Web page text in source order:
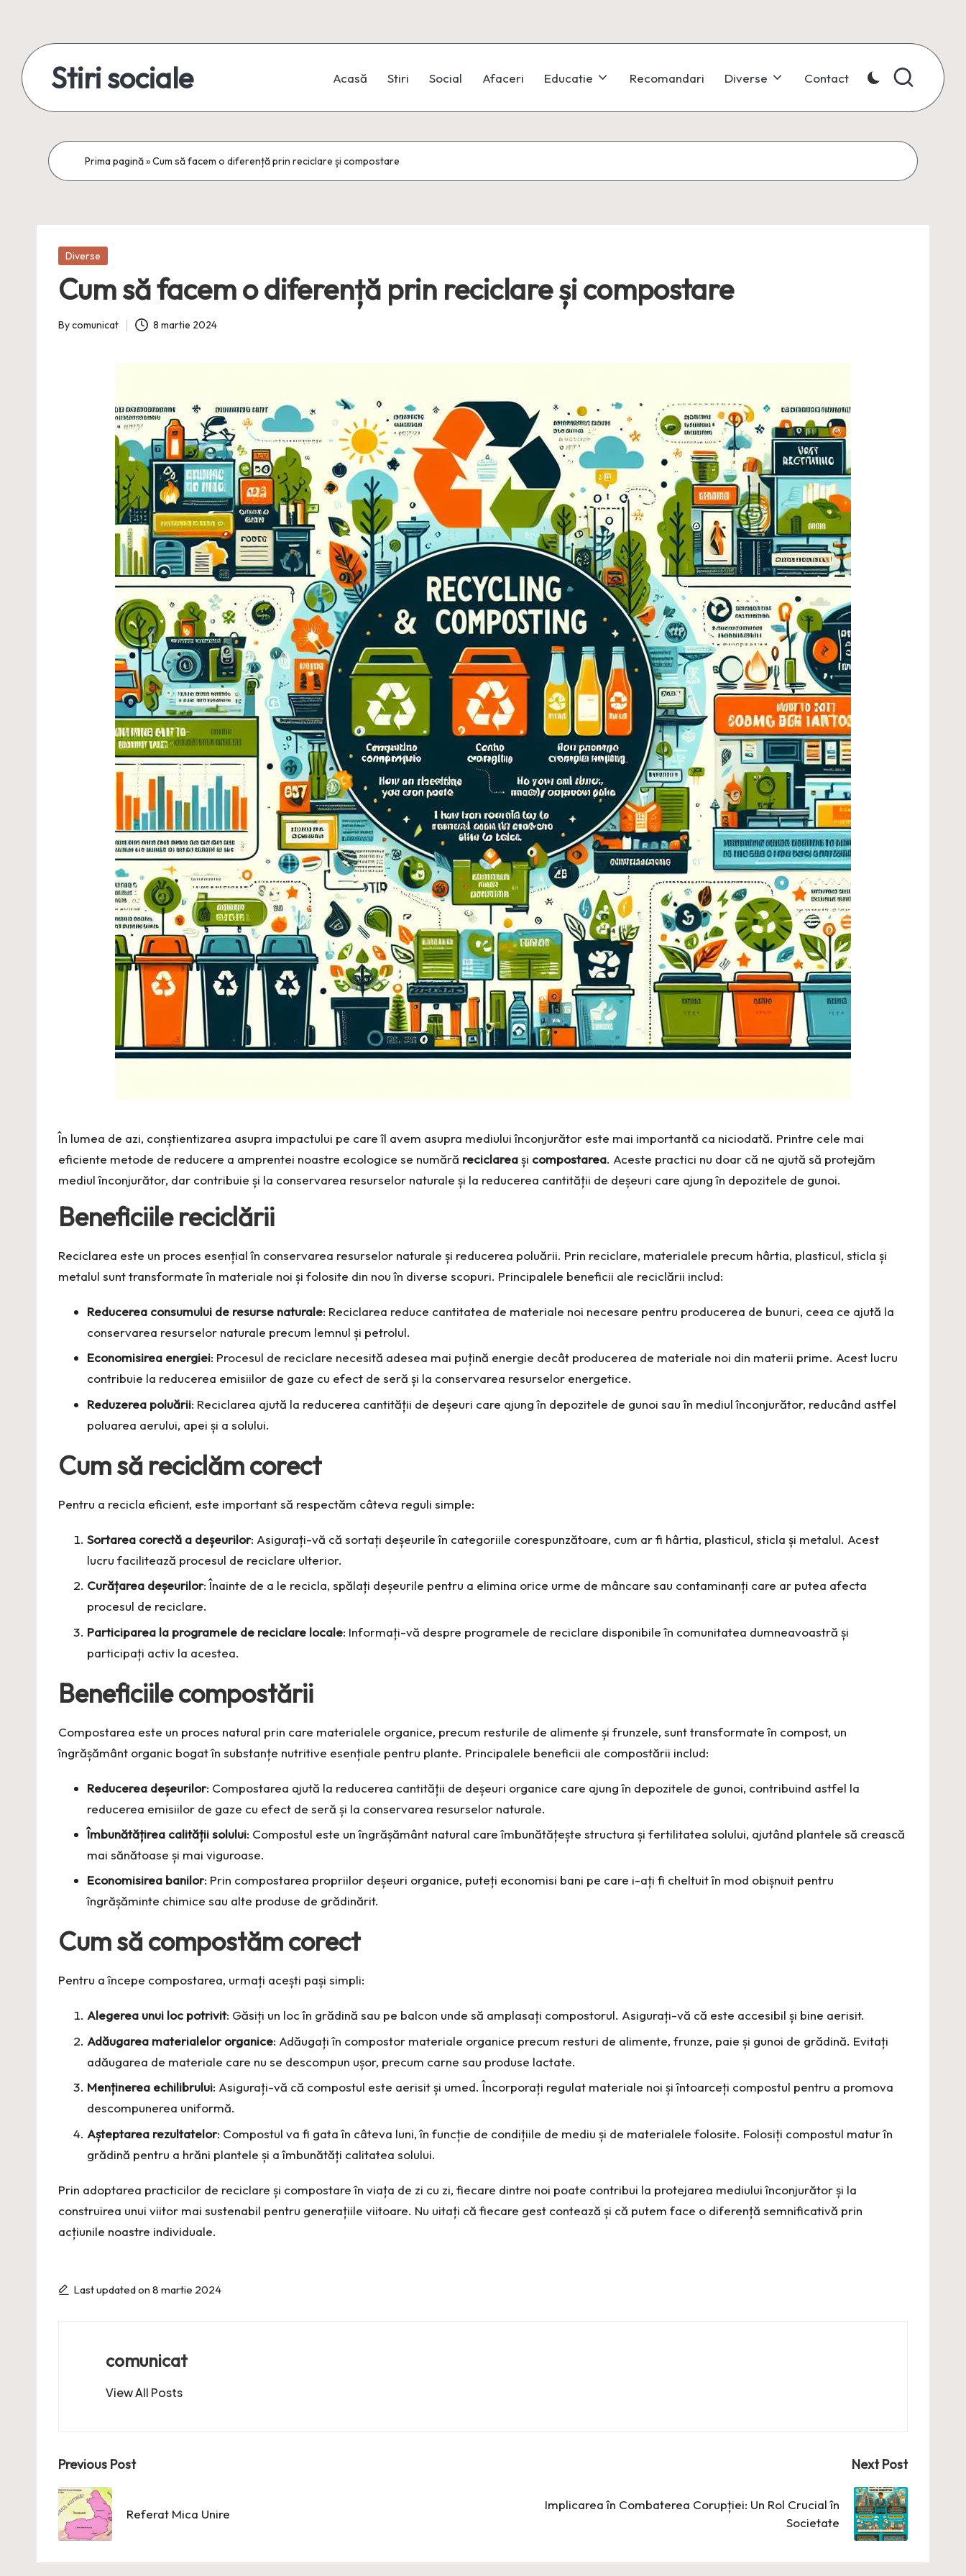
content
Stiri sociale
conexiuni
reale
Acasă Stiri Social Afaceri Educatie Recomandari Diverse Contact
Prima pagină»Cum să facem o diferență prin reciclare și compostare
Posted
Diverse
Cum să facem o diferență prin reciclare și compostare
Posted
Bycomunicat 8 martie 2024
În lumea de azi, conștientizarea asupra impactului pe care îl avem asupra mediului înconjurător este mai importantă ca niciodată. Printre cele mai
eficiente metode de reducere a amprentei noastre ecologice se numără reciclareași compostarea. Aceste practici nu doar că ne ajută să protejăm
mediul înconjurător, dar contribuie și la conservarea resurselor naturale și la reducerea cantității de deșeuri care ajung în depozitele de gunoi.
Beneficiile reciclării
Reciclarea este un proces esențial în conservarea resurselor naturale și reducerea poluării. Prin reciclare, materialele precum hârtia, plasticul, sticla și
metalul sunt transformate în materiale noi și folosite din nou în diverse scopuri. Principalele beneficii ale reciclării includ:
Reducerea consumului de resurse naturale: Reciclarea reduce cantitatea de materiale noi necesare pentru producerea de bunuri, ceea ce ajută la
conservarea resurselor naturale precum lemnul și petrolul.
Economisirea energiei: Procesul de reciclare necesită adesea mai puțină energie decât producerea de materiale noi din materii prime. Acest lucru
contribuie la reducerea emisiilor de gaze cu efect de seră și la conservarea resurselor energetice.
Reduzerea poluării: Reciclarea ajută la reducerea cantității de deșeuri care ajung în depozitele de gunoi sau în mediul înconjurător, reducând astfel
poluarea aerului, apei și a solului.
Cum să reciclăm corect
Pentru a recicla eficient, este important să respectăm câteva reguli simple:
Sortarea corectă a deșeurilor: Asigurați-vă că sortați deșeurile în categoriile corespunzătoare, cum ar fi hârtia, plasticul, sticla și metalul. Acest
lucru facilitează procesul de reciclare ulterior.
Curățarea deșeurilor: Înainte de a le recicla, spălați deșeurile pentru a elimina orice urme de mâncare sau contaminanți care ar putea afecta
procesul de reciclare.
Participarea la programele de reciclare locale: Informați-vă despre programele de reciclare disponibile în comunitatea dumneavoastră și
participați activ la acestea.
Beneficiile compostării
Compostarea este un proces natural prin care materialele organice, precum resturile de alimente și frunzele, sunt transformate în compost, un
îngrășământ organic bogat în substanțe nutritive esențiale pentru plante. Principalele beneficii ale compostării includ:
Reducerea deșeurilor: Compostarea ajută la reducerea cantității de deșeuri organice care ajung în depozitele de gunoi, contribuind astfel la
reducerea emisiilor de gaze cu efect de seră și la conservarea resurselor naturale.
Îmbunătățirea calității solului: Compostul este un îngrășământ natural care îmbunătățește structura și fertilitatea solului, ajutând plantele să crească
mai sănătoase și mai viguroase.
Economisirea banilor: Prin compostarea propriilor deșeuri organice, puteți economisi bani pe care i-ați fi cheltuit în mod obișnuit pentru
îngrășăminte chimice sau alte produse de grădinărit.
Cum să compostăm corect
Pentru a începe compostarea, urmați acești pași simpli:
Alegerea unui loc potrivit: Găsiți un loc în grădină sau pe balcon unde să amplasați compostorul. Asigurați-vă că este accesibil și bine aerisit.
Adăugarea materialelor organice: Adăugați în compostor materiale organice precum resturi de alimente, frunze, paie și gunoi de grădină. Evitați
adăugarea de materiale care nu se descompun ușor, precum carne sau produse lactate.
Menținerea echilibrului: Asigurați-vă că compostul este aerisit și umed. Încorporați regulat materiale noi și întoarceți compostul pentru a promova
descompunerea uniformă.
Așteptarea rezultatelor: Compostul va fi gata în câteva luni, în funcție de condițiile de mediu și de materialele folosite. Folosiți compostul matur în
grădină pentru a hrăni plantele și a îmbunătăți calitatea solului.
Prin adoptarea practicilor de reciclare și compostare în viața de zi cu zi, fiecare dintre noi poate contribui la protejarea mediului înconjurător și la
construirea unui viitor mai sustenabil pentru generațiile viitoare. Nu uitați că fiecare gest contează și că putem face o diferență semnificativă prin
acțiunile noastre individuale.
Last updated on 8 martie 2024
comunicat
View All Posts
Post
navigation
Previous Post
Referat Mica Unire
Next Post
Implicarea în Combaterea Corupției: Un Rol Crucial în
Societate